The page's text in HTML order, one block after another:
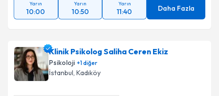
Yarın
10:00
Yarın
10:50
Yarın
11:40 Daha Fazla
Klinik Psikolog Saliha Ceren Ekiz
Psikoloji +1diğer
İstanbul, Kadıköy